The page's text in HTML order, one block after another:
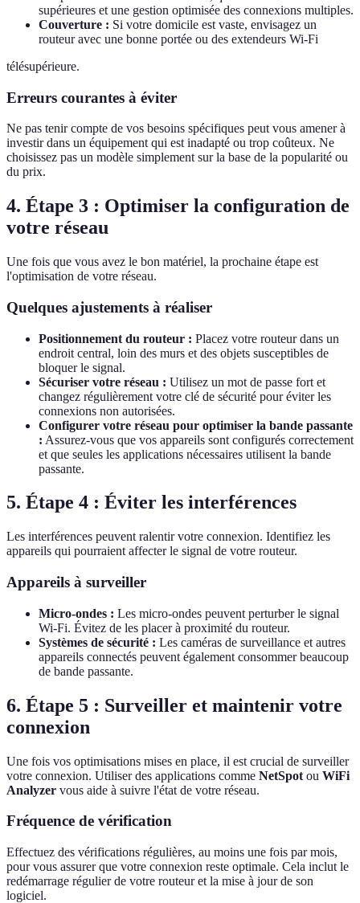
supérieures et une gestion optimisée des connexions multiples.
Couverture : Si votre domicile est vaste, envisagez un
routeur avec une bonne portée ou des extendeurs Wi-Fi
télésupérieure.
Erreurs courantes à éviter
Ne pas tenir compte de vos besoins spécifiques peut vous amener à
investir dans un équipement qui est inadapté ou trop coûteux. Ne
choisissez pas un modèle simplement sur la base de la popularité ou
du prix.
4. Étape 3 : Optimiser la configuration de
votre réseau
Une fois que vous avez le bon matériel, la prochaine étape est
l'optimisation de votre réseau.
Quelques ajustements à réaliser
Positionnement du routeur : Placez votre routeur dans un
endroit central, loin des murs et des objets susceptibles de
bloquer le signal.
Sécuriser votre réseau : Utilisez un mot de passe fort et
changez régulièrement votre clé de sécurité pour éviter les
connexions non autorisées.
Configurer votre réseau pour optimiser la bande passante
: Assurez-vous que vos appareils sont configurés correctement
et que seules les applications nécessaires utilisent la bande
passante.
5. Étape 4 : Éviter les interférences
Les interférences peuvent ralentir votre connexion. Identifiez les
appareils qui pourraient affecter le signal de votre routeur.
Appareils à surveiller
Micro-ondes : Les micro-ondes peuvent perturber le signal
Wi-Fi. Évitez de les placer à proximité du routeur.
Systèmes de sécurité : Les caméras de surveillance et autres
appareils connectés peuvent également consommer beaucoup
de bande passante.
6. Étape 5 : Surveiller et maintenir votre
connexion
Une fois vos optimisations mises en place, il est crucial de surveiller
votre connexion. Utiliser des applications comme NetSpot ou WiFi
Analyzer vous aide à suivre l'état de votre réseau.
Fréquence de vérification
Effectuez des vérifications régulières, au moins une fois par mois,
pour vous assurer que votre connexion reste optimale. Cela inclut le
redémarrage régulier de votre routeur et la mise à jour de son
logiciel.